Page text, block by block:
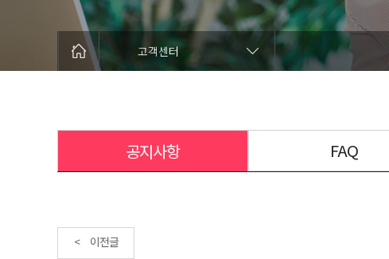
고객센터
공지사항 FAQ
< 이전글